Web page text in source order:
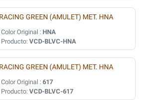
GREEN (AMULET) MET. HNA
Original : HNA
VCD-BLVC-HNA
GREEN (AMULET) MET. HNA
Original :617
VCD-BLVC-617